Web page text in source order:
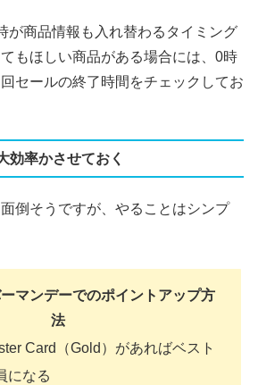
が商品情報も入れ替わるタイミング
もほしい商品がある場合には、0時
セールの終了時間をチェックしてお
効率かさせておく
倒そうですが、やることはシンプ
マンデーでのポイントアップ方
法
Card（Gold）があればベスト
になる